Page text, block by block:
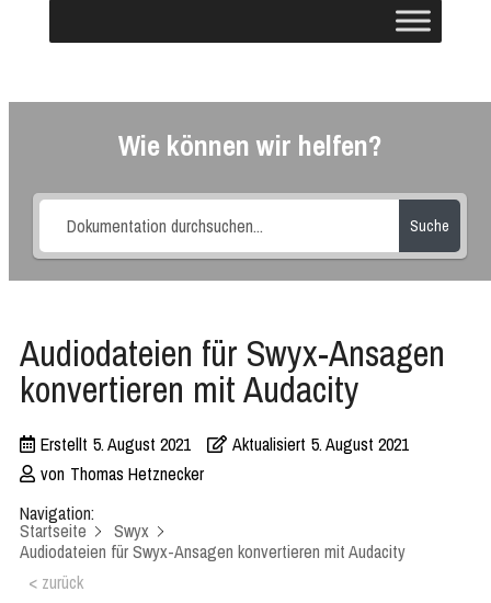
Wie können wir helfen?
Suche
Audiodateien für Swyx-Ansagen
konvertieren mit Audacity
Erstellt 5. August 2021 Aktualisiert 5. August 2021
von Thomas Hetznecker
Navigation:
Startseite
Swyx
Audiodateien für Swyx-Ansagen konvertieren mit Audacity
< zurück